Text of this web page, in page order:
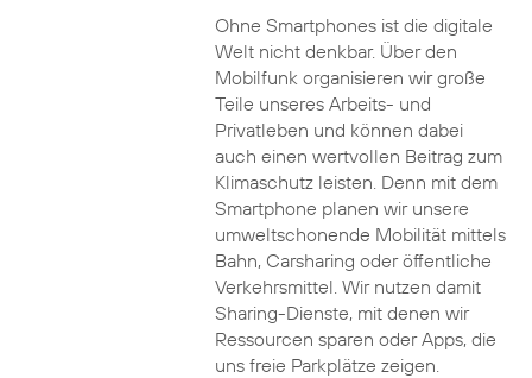
Ohne Smartphones ist die digitale
Welt nicht denkbar. Über den
Mobilfunk organisieren wir große
Teile unseres Arbeits- und
Privatleben und können dabei
auch einen wertvollen Beitrag zum
Klimaschutz leisten. Denn mit dem
Smartphone planen wir unsere
umweltschonende Mobilität mittels
Bahn, Carsharing oder öffentliche
Verkehrsmittel. Wir nutzen damit
Sharing-Dienste, mit denen wir
Ressourcen sparen oder Apps, die
uns freie Parkplätze zeigen.